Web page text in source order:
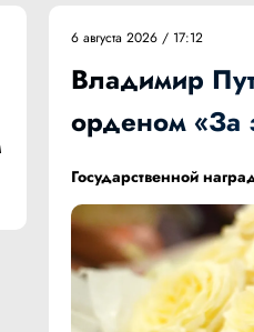
6 августа 2026 / 17:12
Владимир
орденом «За
Государственной